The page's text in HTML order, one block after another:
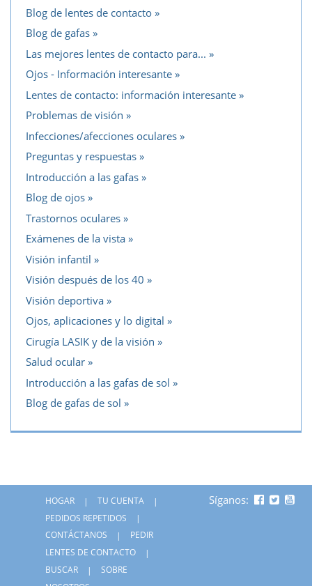
Blog de lentes de contacto
Blog de gafas
Las mejores lentes de contacto para...
Ojos - Información interesante
Lentes de contacto: información interesante
Problemas de visión
Infecciones/afecciones oculares
Preguntas y respuestas
Introducción a las gafas
Blog de ojos
Trastornos oculares
Exámenes de la vista
Visión infantil
Visión después de los 40
Visión deportiva
Ojos, aplicaciones y lo digital
Cirugía LASIK y de la visión
Salud ocular
Introducción a las gafas de sol
Blog de gafas de sol
HOGAR
TU CUENTA
PEDIDOS REPETIDOS
CONTÁCTANOS
PEDIR
LENTES DE CONTACTO
BUSCAR
SOBRE
Síganos: